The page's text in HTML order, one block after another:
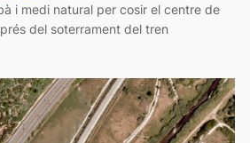
i medi natural per cosir el centre de
del soterrament del tren